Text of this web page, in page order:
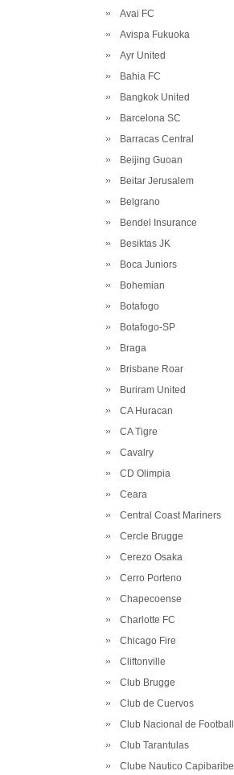
Avai FC
Avispa Fukuoka
Ayr United
Bahia FC
Bangkok United
Barcelona SC
Barracas Central
Beijing Guoan
Beitar Jerusalem
Belgrano
Bendel Insurance
Besiktas JK
Boca Juniors
Bohemian
Botafogo
Botafogo-SP
Braga
Brisbane Roar
Buriram United
CA Huracan
CA Tigre
Cavalry
CD Olimpia
Ceara
Central Coast Mariners
Cercle Brugge
Cerezo Osaka
Cerro Porteno
Chapecoense
Charlotte FC
Chicago Fire
Cliftonville
Club Brugge
Club de Cuervos
Club Nacional de Football
Club Tarantulas
Clube Nautico Capibaribe